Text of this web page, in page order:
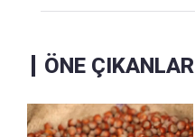
ÖNE ÇIKANLAR